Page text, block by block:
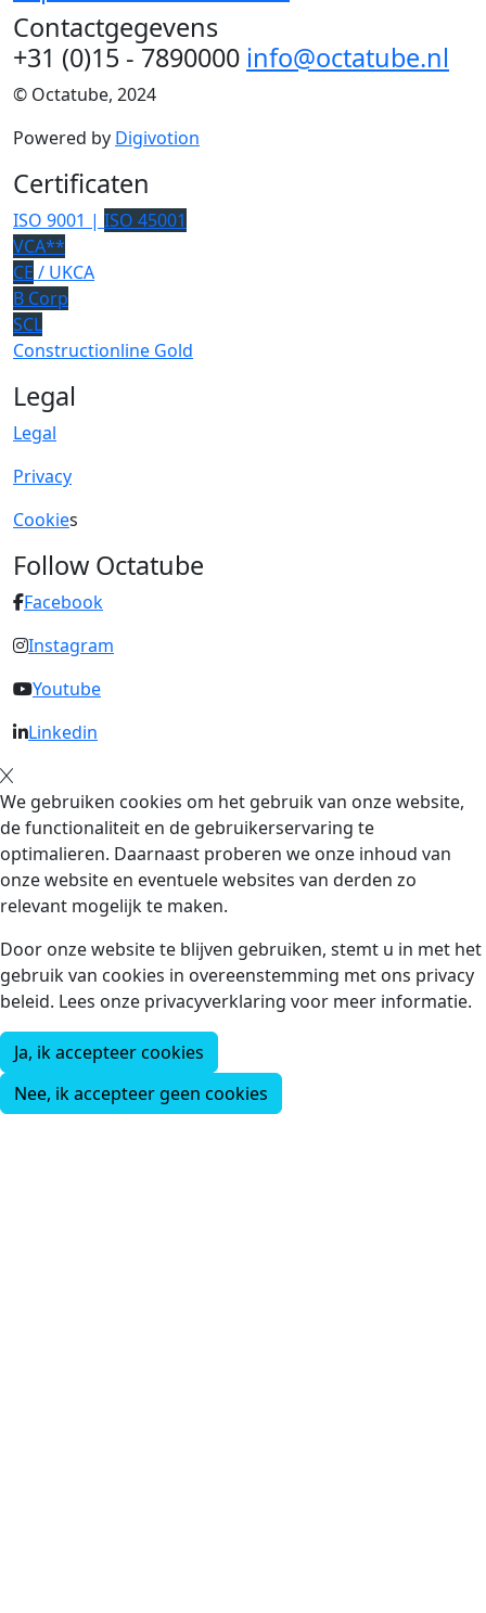
Contactgegevens
+31 (0)15 - 7890000 info@octatube.nl
© Octatube, 2024
Powered by Digivotion
Certificaten
ISO 9001 | ISO 45001
VCA**
CE / UKCA
B Corp
SCL
Constructionline Gold
Legal
Legal
Privacy
Cookies
Follow Octatube
Facebook
Instagram
Youtube
Linkedin
We gebruiken cookies om het gebruik van onze website,
de functionaliteit en de gebruikerservaring te
optimalieren. Daarnaast proberen we onze inhoud van
onze website en eventuele websites van derden zo
relevant mogelijk te maken.
Door onze website te blijven gebruiken, stemt u in met het
gebruik van cookies in overeenstemming met ons privacy
beleid. Lees onze privacyverklaring voor meer informatie.
Ja, ik accepteer cookies
Nee, ik accepteer geen cookies